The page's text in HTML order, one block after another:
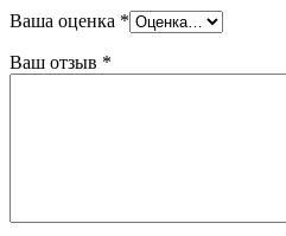
Ваша оценка *
Ваш отзыв *